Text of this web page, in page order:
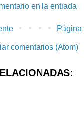
en la entrada
Página
comentarios (Atom)